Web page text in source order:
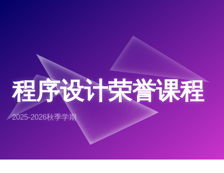
程序设计荣誉课程
2025-2026秋季学期